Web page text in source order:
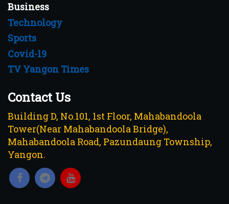
Business
Technology
Sports
Covid-19
TV Yangon Times
Contact Us
Building D, No.101, 1st Floor, Mahabandoola
Tower(Near Mahabandoola Bridge),
Mahabandoola Road, Pazundaung Township,
Yangon.